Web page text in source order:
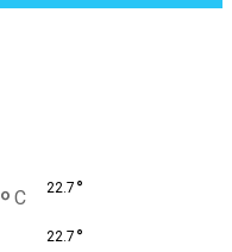
° C 22.7 °
22.7 °